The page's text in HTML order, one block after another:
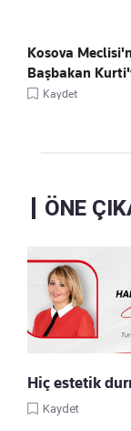
Kosova
Başbakan
Kaydet
ÖNE
Hiç estetik
Kaydet